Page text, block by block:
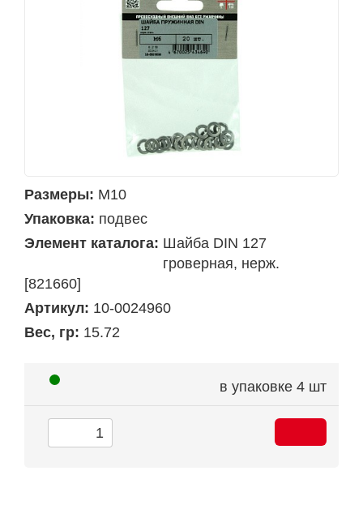
Размеры: М10
Упаковка: подвес
Элемент каталога: Шайба DIN 127
гроверная, нерж.
[821660]
Артикул: 10-0024960
Вес, гр: 15.72
в упаковке 4 шт